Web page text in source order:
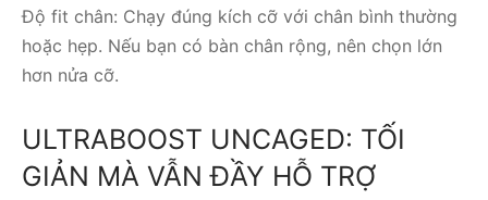
Độ fit chân: Chạy đúng kích cỡ với chân bình thường
hoặc hẹp. Nếu bạn có bàn chân rộng, nên chọn lớn
hơn nửa cỡ.
ULTRABOOST UNCAGED: TỐI
GIẢN MÀ VẪN ĐẦY HỖ TRỢ